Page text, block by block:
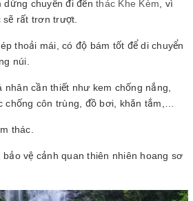
chuyến đi đến thác Khe Kèm , vì
rất trơn trượt.
thoải mái, có độ bám tốt để di chuyển
núi.
nhân cần thiết như kem chống nắng,
chống côn trùng, đồ bơi, khăn tắm,…
thác.
vệ cảnh quan thiên nhiên hoang sơ